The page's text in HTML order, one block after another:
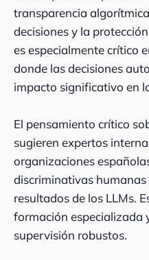
transparencia
decisiones y la
es especialmente crítico
donde las decisiones
impacto significativo en
El pensamiento crítico
sugieren expertos
organizaciones
discriminativas
resultados de los LLMs.
formación especializada
supervisión robustos.